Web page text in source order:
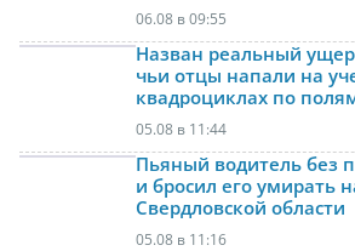
06.08 в 09:55
Назван реальный
чьи отцы напали на
квадроциклах по
05.08 в 11:44
Пьяный водитель без
и бросил его умирать
Свердловской области
05.08 в 11:16